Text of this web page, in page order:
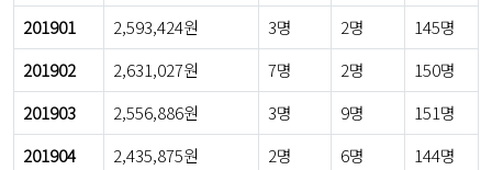
201901
2,593,424원 3명 2명
145명
201902
2,631,027원 7명 2명
150명
201903
2,556,886원 3명 9명
151명
201904
2,435,875원 2명 6명
144명